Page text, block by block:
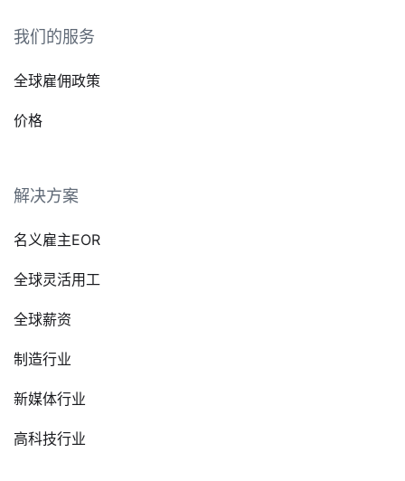
我们的服务
全球雇佣政策
价格
解决方案
名义雇主EOR
全球灵活用工
全球薪资
制造行业
新媒体行业
高科技行业